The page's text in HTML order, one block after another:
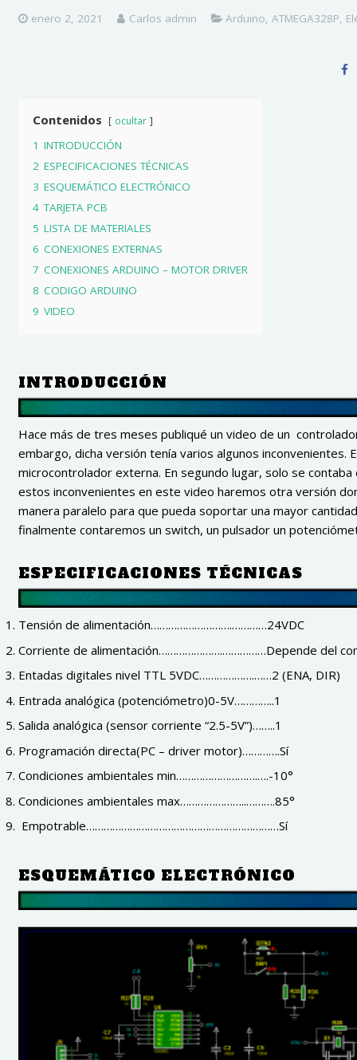
enero 2, 2021 Carlos admin Arduino ATMEGA328P
Contenidos ocultar
1 INTRODUCCIÓN
2 ESPECIFICACIONES TÉCNICAS
3 ESQUEMÁTICO ELECTRÓNICO
4 TARJETA PCB
5 LISTA DE MATERIALES
6 CONEXIONES EXTERNAS
7 CONEXIONES ARDUINO – MOTOR DRIVER
8 CODIGO ARDUINO
9 VIDEO
INTRODUCCIÓN
Hace más de tres meses publiqué un video de un
embargo, dicha versión tenía varios algunos
microcontrolador externa. En segundo lugar, solo se
estos inconvenientes en este video haremos otra versión
manera paralelo para que pueda soportar una mayor
finalmente contaremos un switch, un pulsador un
ESPECIFICACIONES TÉCNICAS
Tensión de alimentación……………………….…………24VDC
Corriente de alimentación………………….……………Depende del
Entadas digitales nivel TTL 5VDC……………….……2 (ENA, DIR)
Entrada analógica (potenciómetro)0-5V…………..1
Salida analógica (sensor corriente “2.5-5V”)……..1
Programación directa(PC – driver motor)………….Sí
Condiciones ambientales min……………………….….-10°
Condiciones ambientales max…………………..……….85°
Empotrable…………………………………………………………Sí
ESQUEMÁTICO ELECTRÓNICO